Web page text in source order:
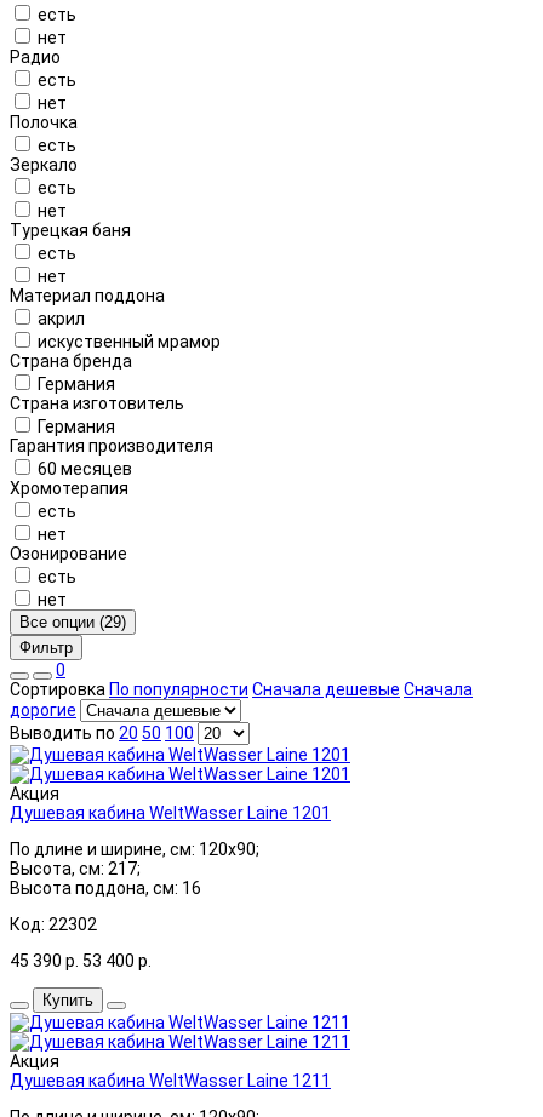
есть
нет
Радио
есть
нет
Полочка
есть
Зеркало
есть
нет
Турецкая баня
есть
нет
Материал поддона
акрил
искуственный мрамор
Страна бренда
Германия
Страна изготовитель
Германия
Гарантия производителя
60 месяцев
Хромотерапия
есть
нет
Озонирование
есть
нет
Все опции (29)
Фильтр
0
Сортировка По популярности Сначала дешевые Сначала
дорогие
Выводить по 20 50 100
Акция
Душевая кабина WeltWasser Laine 1201
По длине и ширине, см: 120x90;
Высота, см: 217;
Высота поддона, см: 16
Код: 22302
45 390 р. 53 400 р.
Купить
Акция
Душевая кабина WeltWasser Laine 1211